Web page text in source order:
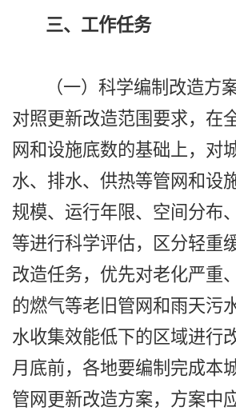
三、工作任务
（一）科学编制改造方
对照更新改造范围要求，在
网和设施底数的基础上，对
水、排水、供热等管网和设
规模、运行年限、空间分布
等进行科学评估，区分轻重
改造任务，优先对老化严重
的燃气等老旧管网和雨天污
水收集效能低下的区域进行
月底前，各地要编制完成本
管网更新改造方案，方案中